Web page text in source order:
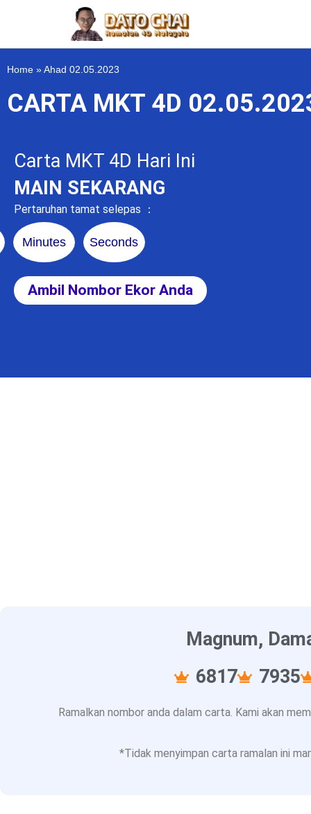
Home » Ahad 02.05.2023
CARTA MKT 4D
Carta MKT 4D Hari Ini
MAIN SEKARANG
Pertaruhan tamat selepas ：
Minutes Seconds
Ambil Nombor Ekor Anda
Magnum,
6817
7935
Ramalkan nombor anda dalam carta. Kami akan
*Tidak menyimpan carta ramalan ini